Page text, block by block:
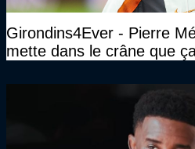
Girondins4Ever - Pierre
mette dans le crâne que